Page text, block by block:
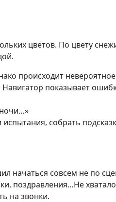
цветов. По цвету
происходит
показывает
собрать
начаться совсем не по
поздравления…Не
на звонки.